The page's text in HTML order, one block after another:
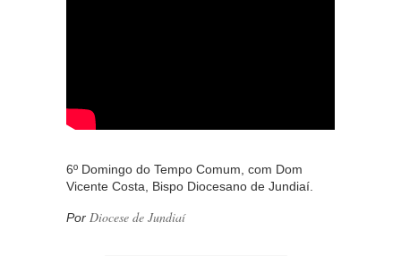
6º Domingo do Tempo Comum, com Dom
Vicente Costa, Bispo Diocesano de Jundiaí.
Por Diocese de Jundiaí